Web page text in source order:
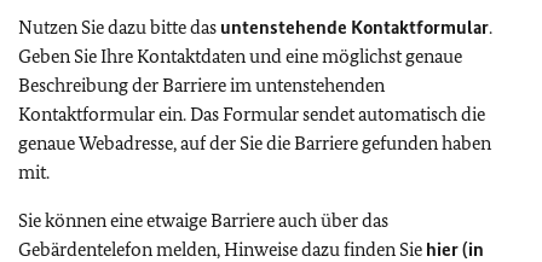
Nutzen Sie dazu bitte das untenstehende Kontaktformular.
Geben Sie Ihre Kontaktdaten und eine möglichst genaue
Beschreibung der Barriere im untenstehenden
Kontaktformular ein. Das Formular sendet automatisch die
genaue Webadresse, auf der Sie die Barriere gefunden haben
mit.
Sie können eine etwaige Barriere auch über das
Gebärdentelefon melden, Hinweise dazu finden Sie hier (in